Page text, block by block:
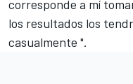
corresponde a mí
los resultados los
casualmente ".